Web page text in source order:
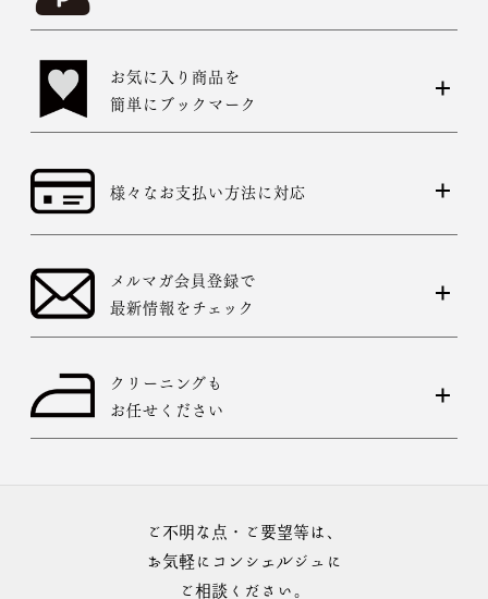
お気に入り商品を
簡単にブックマーク
様々なお支払い方法に対応
メルマガ会員登録で
最新情報をチェック
クリーニングも
お任せください
ご不明な点・ご要望等は、
お気軽にコンシェルジュに
ご相談ください。